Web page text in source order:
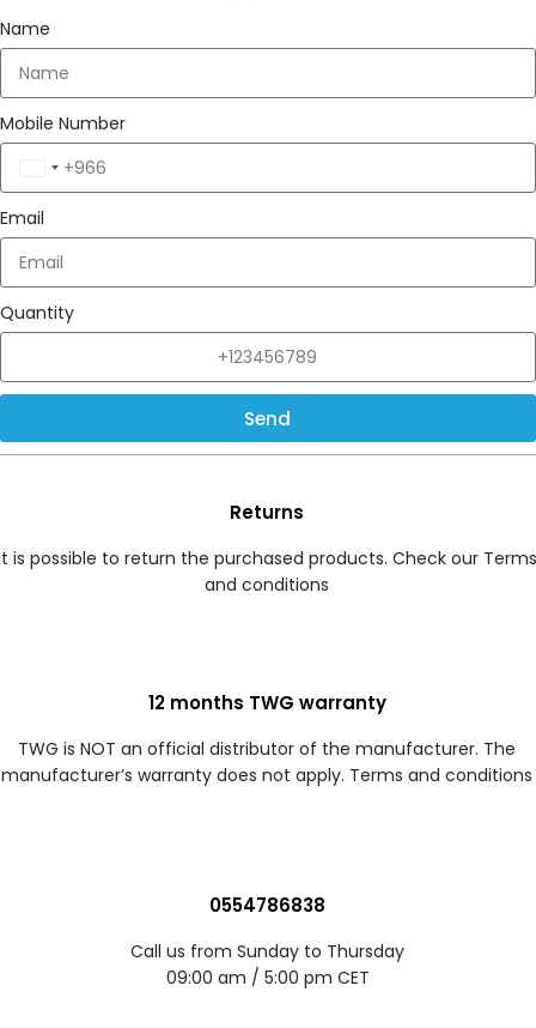
Name
Mobile Number
Saudi
+966
Email
Quantity
Send
Returns
is possible to return the purchased products. Check our Terms
and conditions
12 months TWG warranty
TWG is NOT an official distributor of the manufacturer. The
manufacturer’s warranty does not apply. Terms and conditions
0554786838
Call us from Sunday to Thursday
09:00 am / 5:00 pm CET